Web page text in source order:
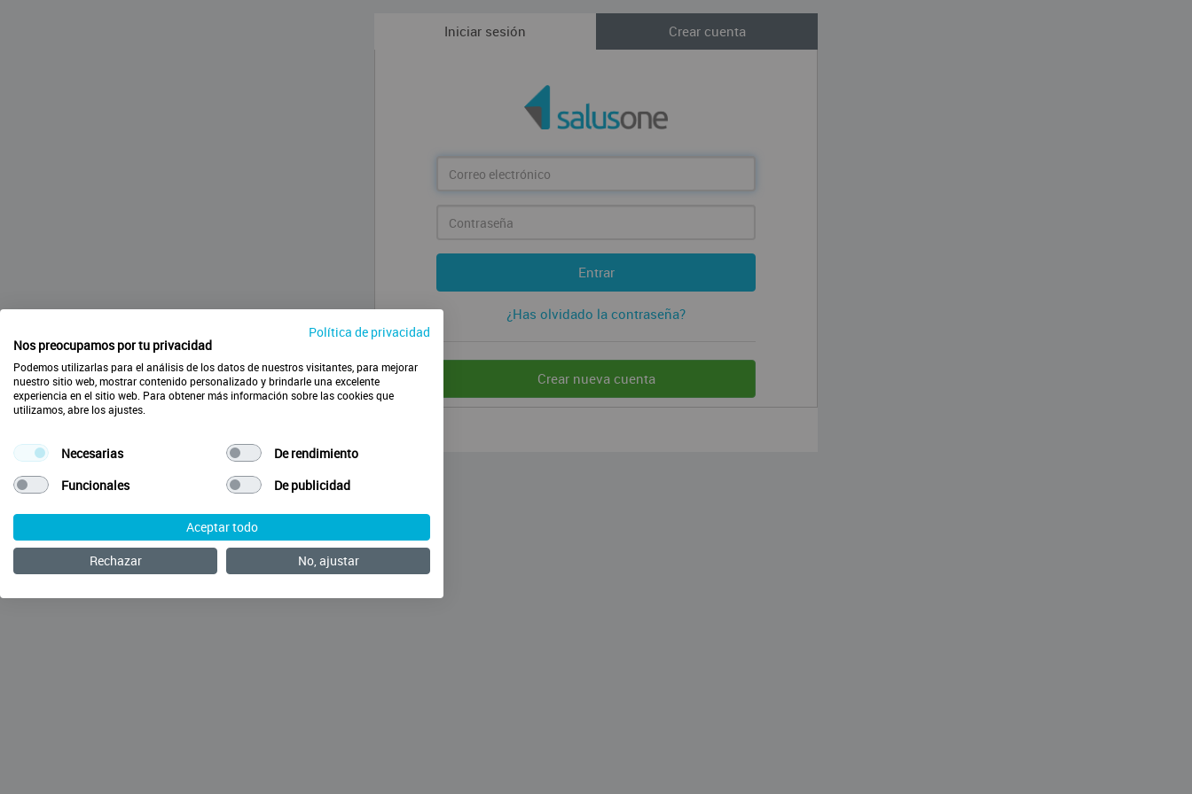
Iniciar sesión Crear cuenta
electrónico
Entrar
¿Has olvidado la contraseña?
Crear nueva cuenta
Política de privacidad
Nos preocupamos por tu privacidad
Podemos utilizarlas para el análisis de los datos de nuestros visitantes, para mejorar
nuestro sitio web, mostrar contenido personalizado y brindarle una excelente
experiencia en el sitio web. Para obtener más información sobre las cookies que
utilizamos, abre los ajustes.
Necesarias
De rendimiento
Funcionales
De publicidad
Aceptar todo
Rechazar
No, ajustar